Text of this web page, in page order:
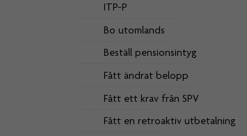
ITP-P
Bo utomlands
Beställ pensionsintyg
Fått ändrat belopp
Fått ett krav från SPV
Fått en retroaktiv utbetalning